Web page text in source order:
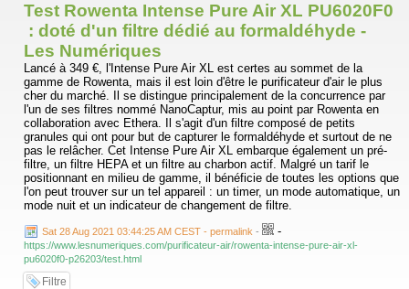
Test Rowenta Intense Pure Air XL PU6020F0​
: doté d'un filtre dédié au formaldéhyde -
Les Numériques
Lancé à 349 €, l'Intense Pure Air XL est certes au sommet de la
gamme de Rowenta, mais il est loin d'être le purificateur d'air le plus
cher du marché. Il se distingue principalement de la concurrence par
l'un de ses filtres nommé NanoCaptur, mis au point par Rowenta en
collaboration avec Ethera. Il s'agit d'un filtre composé de petits
granules qui ont pour but de capturer le formaldéhyde et surtout de ne
pas le relâcher. Cet Intense Pure Air XL embarque également un pré-
filtre, un filtre HEPA et un filtre au charbon actif. Malgré un tarif le
positionnant en milieu de gamme, il bénéficie de toutes les options que
l'on peut trouver sur un tel appareil : un timer, un mode automatique, un
mode nuit et un indicateur de changement de filtre.
Sat 28 Aug 2021 03:44:25 AM CEST - permalink - -
https://www.lesnumeriques.com/purificateur-air/rowenta-intense-pure-air-xl-
pu6020f0-p26203/test.html
Filtre